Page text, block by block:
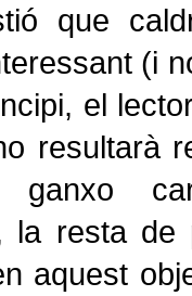
que
(i
el
resultarà
ganxo
la resta de
aquest